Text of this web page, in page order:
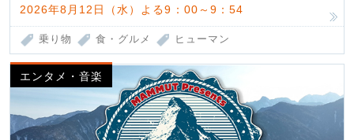
2026年8月12日（水）よる9：00～9：54
乗り物 食・グルメ ヒューマン
エンタメ・音楽